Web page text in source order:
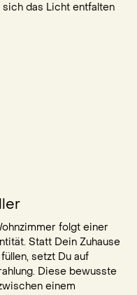
das Licht entfalten
folgt einer
Statt Dein Zuhause
setzt Du auf
Diese bewusste
einem